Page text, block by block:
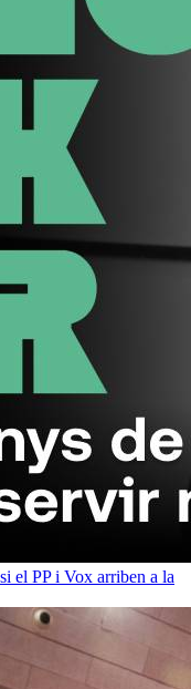
el PP i Vox arriben a la